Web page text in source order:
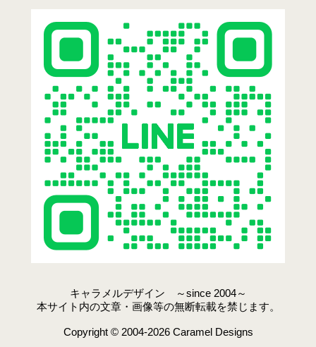
キャラメルデザイン ～since 2004～
本サイト内の文章・画像等の無断転載を禁じます。
Copyright © 2004-2026 Caramel Designs